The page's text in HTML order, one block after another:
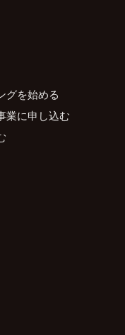
グを始める
業に申し込む